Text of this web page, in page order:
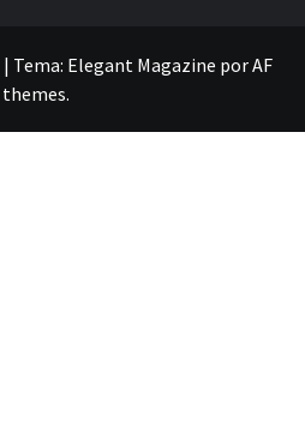
| Tema: Elegant Magazine porAF
themes.